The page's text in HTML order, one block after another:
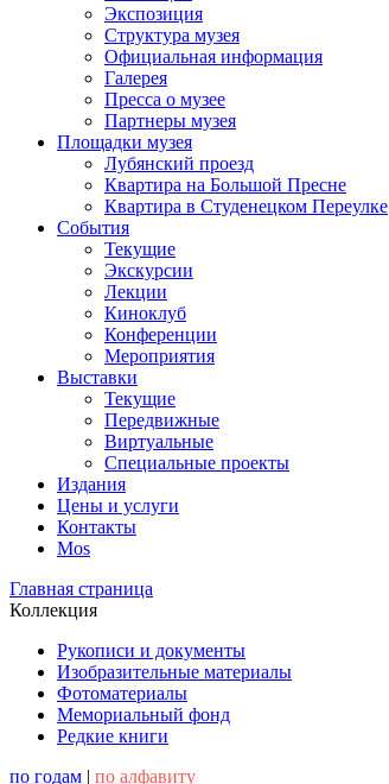
Экспозиция
Структура музея
Официальная информация
Галерея
Пресса о музее
Партнеры музея
Площадки музея
Лубянский проезд
Квартира на Большой Пресне
Квартира в Студенецком Переулке
События
Текущие
Экскурсии
Лекции
Киноклуб
Конференции
Мероприятия
Выставки
Текущие
Передвижные
Виртуальные
Специальные проекты
Издания
Цены и услуги
Контакты
Mos
Главная страница
Коллекция
Рукописи и документы
Изобразительные материалы
Фотоматериалы
Мемориальный фонд
Редкие книги
по годам | по алфавиту